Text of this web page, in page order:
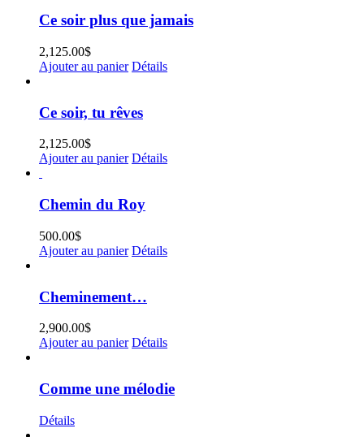
Ce soir plus que jamais
2,125.00$
Ajouter au panier Détails
Ce soir, tu rêves
2,125.00$
Ajouter au panier Détails
Chemin du Roy
500.00$
Ajouter au panier Détails
Cheminement…
2,900.00$
Ajouter au panier Détails
Comme une mélodie
Détails